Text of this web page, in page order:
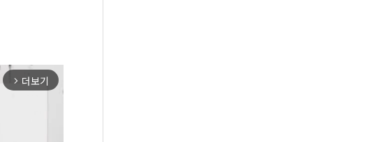
arrow_forward_ios 더보기